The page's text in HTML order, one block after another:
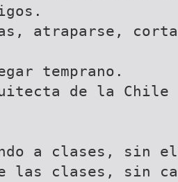
atraparse,
temprano.
de la Chile
a clases, sin
las clases, sin